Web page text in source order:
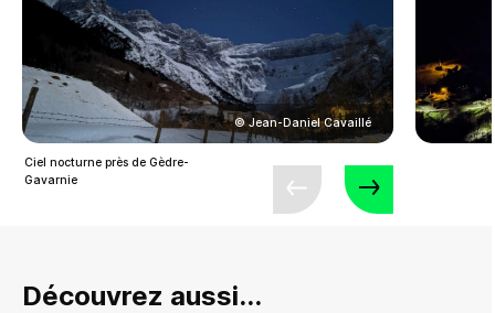
© Jean-Daniel Cavaillé
Ciel nocturne près de Gèdre-
Gavarnie
Découvrez aussi...